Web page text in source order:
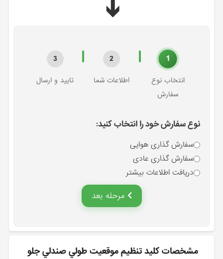
➔
1
انتخاب نوع
سفارش
2
اطلاعات شما
3
تایید و ارسال
نوع سفارش خود را انتخاب کنید:
سفارش گذاری هوایی
سفارش گذاری عادی
دریافت اطلاعات بیشتر
مرحله بعد
مشخصات كليد تنظيم موقعيت طولي صندلي جلو